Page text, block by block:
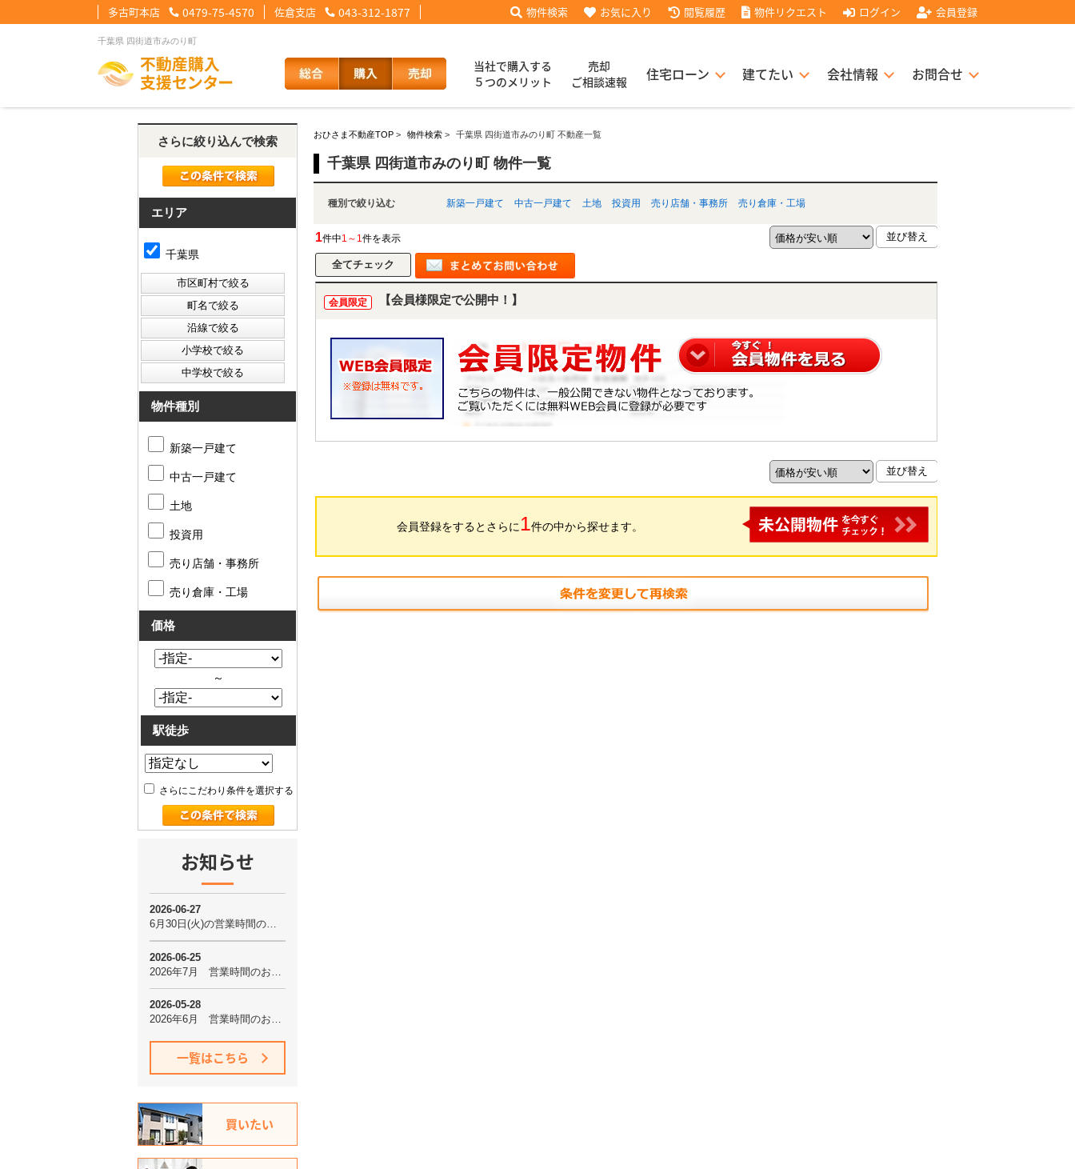
千葉県 四街道市みのり町
多古町本店 0479-75-4570 佐倉支店 043-312-1877 物件検索 お気に入り 閲覧履歴 物件リクエスト ログイン 会員登録
当社で購入する
５つのメリット
売却
ご相談速報
住宅ローン
【住宅ローンメニュー】
住宅ローンに強い理由 住宅ローン裏話【買主会員限定】
建てたい 会社情報
【会社情報メニュー】
会社概要 スタッフ紹介 スタッフブログ お客様の声
その他の事業紹介 健康経営優良法人2025 採用情報
お問合せ
【お問合せメニュー】
メール問合せ LINE問合せ 来店予約 査定依頼 協力業者様募集
おひさま不動産TOP > 物件検索 > 千葉県 四街道市みのり町 不動産一覧
千葉県 四街道市みのり町 物件一覧
種別で絞り込む 新築一戸建て 中古一戸建て 土地 投資用 売り店舗・事務所 売り倉庫・工場
1件中1～1件を表示
会員限定 【会員様限定で公開中！】
会員登録をするとさらに 1件の中から探せます。
さらに絞り込んで検索
エリア
千葉県
物件種別
新築一戸建て
中古一戸建て
土地
投資用
売り店舗・事務所
売り倉庫・工場
価格
～
駅徒歩
さらにこだわり条件を選択する
お知らせ
一覧はこちら
買いたい